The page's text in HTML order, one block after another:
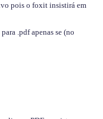
pois o foxit insistirá em
.pdf apenas se (no